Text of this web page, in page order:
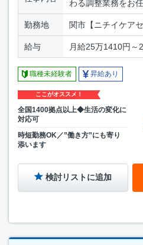
わる調整業務をお
勤務地 関市【ニチイケア
給与 月給25万1410円～
職種未経験者 昇給あり
ここがオススメ！
全国1400拠点以上◆生活の変化に
対応可
時短勤務OK／”働き方”にも寄り
添います
検討リストに追加